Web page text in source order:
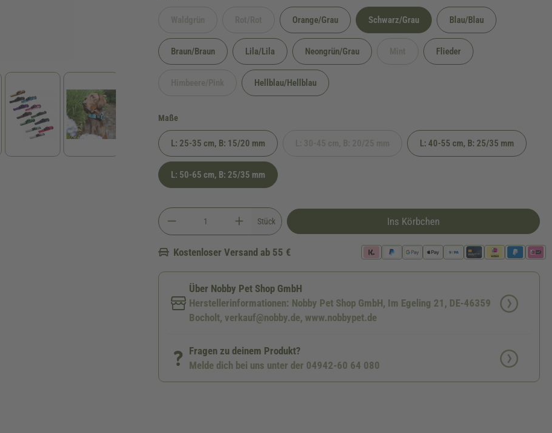
(Diese Option ist zurzeit nicht verfügbar.)(Diese Option ist zurzeit nicht verfügbar.)
Orange/Grau Schwarz/Grau Blau/Blau
Braun/Braun Lila/Lila Neongrün/Grau (Diese Option ist zurzeit nicht verfügbar.)
Flieder
(Diese Option ist zurzeit nicht verfügbar.)
Hellblau/Hellblau
Maße
L: 25-35 cm, B: 15/20 mm (Diese Option ist zurzeit nicht verfügbar.)L: 40-55 cm, B: 25/35 mm
L: 50-65 cm, B: 25/35 mm
Stück Ins Körbchen
Kostenloser Versand ab 55 €
Über Nobby Pet Shop GmbH
Herstellerinformationen: Nobby Pet Shop GmbH, Im Egeling 21, DE-46359
Bocholt, verkauf@nobby.de, www.nobbypet.de
Fragen zu deinem Produkt?
Melde dich bei uns unter der 04942-60 64 080